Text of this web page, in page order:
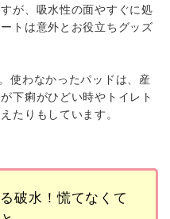
が、吸水性の面やすぐに処
トは意外とお役立ちグッズ
使わなかったパッドは、産
下痢がひどい時やトイレト
たりもしています。
破水！慌てなくて